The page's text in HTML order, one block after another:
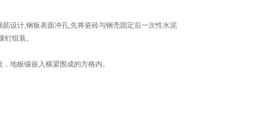
设计,钢板表面冲孔,先将瓷砖与钢壳固定后一次性水泥
组装。
地板镶嵌入横梁围成的方格内。